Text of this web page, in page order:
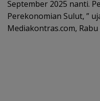
September 2025 nanti.
Perekonomian Sulut, ”
Mediakontras.com, Rabu